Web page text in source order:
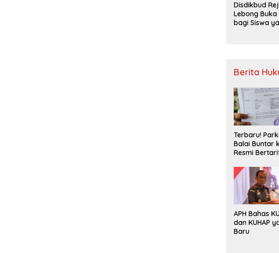
Disdikbud
Lebong Buka
bagi Siswa
Berita
Terbaru!
Balai Buntar
Resmi
APH Bahas
dan KUHAP
Baru